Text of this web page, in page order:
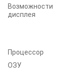
Возможности
дисплея
Процессор
ОЗУ